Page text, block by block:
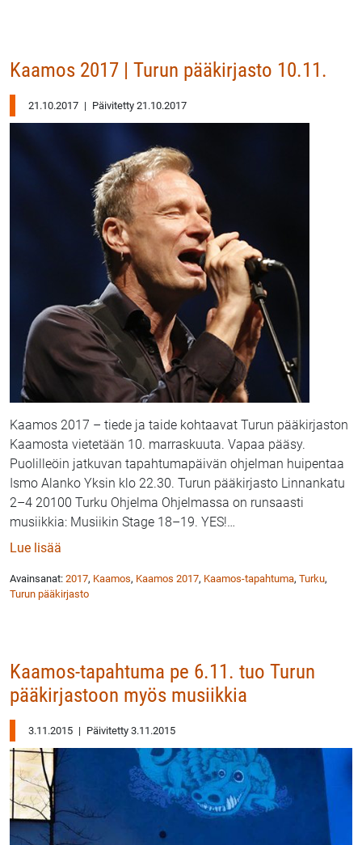
Kaamos 2017 | Turun pääkirjasto 10.11.
21.10.2017 | Päivitetty 21.10.2017
Kaamos 2017 – tiede ja taide kohtaavat Turun pääkirjaston
Kaamosta vietetään 10. marraskuuta. Vapaa pääsy.
Puolilleöin jatkuvan tapahtumapäivän ohjelman huipentaa
Ismo Alanko Yksin klo 22.30. Turun pääkirjasto Linnankatu
2–4 20100 Turku Ohjelma Ohjelmassa on runsaasti
musiikkia: Musiikin Stage 18–19. YES!…
Lue lisää
Avainsanat: 2017, Kaamos, Kaamos 2017, Kaamos-tapahtuma, Turku,
Turun pääkirjasto
Kaamos-tapahtuma pe 6.11. tuo Turun
pääkirjastoon myös musiikkia
3.11.2015 | Päivitetty 3.11.2015